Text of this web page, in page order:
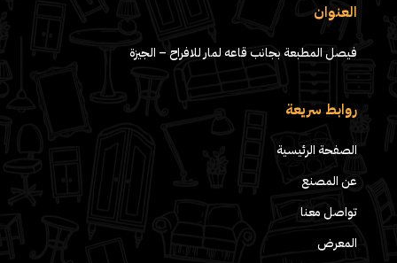
العنوان
فيصل المطبعة بجانب قاعه لمار للافراح – الجيزة
روابط سريعة
الصفحة الرئيسية
عن المصنع
تواصل معنا
المعرض